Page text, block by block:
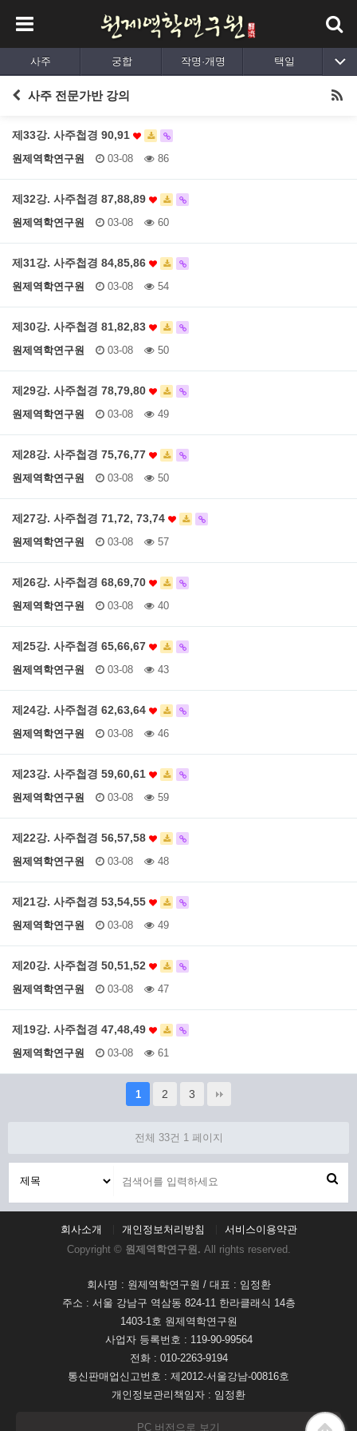
사주 궁합 작명·개명 택일
출산택일 육효
사주 전문가반 강의
제33강. 사주첩경 90,91
원제역학연구원 03-08 86
제32강. 사주첩경 87,88,89
원제역학연구원 03-08 60
제31강. 사주첩경 84,85,86
원제역학연구원 03-08 54
제30강. 사주첩경 81,82,83
원제역학연구원 03-08 50
제29강. 사주첩경 78,79,80
원제역학연구원 03-08 49
제28강. 사주첩경 75,76,77
원제역학연구원 03-08 50
제27강. 사주첩경 71,72, 73,74
원제역학연구원 03-08 57
제26강. 사주첩경 68,69,70
원제역학연구원 03-08 40
제25강. 사주첩경 65,66,67
원제역학연구원 03-08 43
제24강. 사주첩경 62,63,64
원제역학연구원 03-08 46
제23강. 사주첩경 59,60,61
원제역학연구원 03-08 59
제22강. 사주첩경 56,57,58
원제역학연구원 03-08 48
제21강. 사주첩경 53,54,55
원제역학연구원 03-08 49
제20강. 사주첩경 50,51,52
원제역학연구원 03-08 47
제19강. 사주첩경 47,48,49
원제역학연구원 03-08 61
1 2 3
전체 33건 1 페이지
회사소개 개인정보처리방침
서비스이용약관
Copyright © 원제역학연구원. All rights reserved.
회사명 : 원제역학연구원 / 대표 : 임정환
주소 : 서울 강남구 역삼동 824-11 한라클래식 14층
1403-1호 원제역학연구원
사업자 등록번호 : 119-90-99564
전화 : 010-2263-9194
통신판매업신고번호 : 제2012-서울강남-00816호
개인정보관리책임자 : 임정환
PC 버전으로 보기